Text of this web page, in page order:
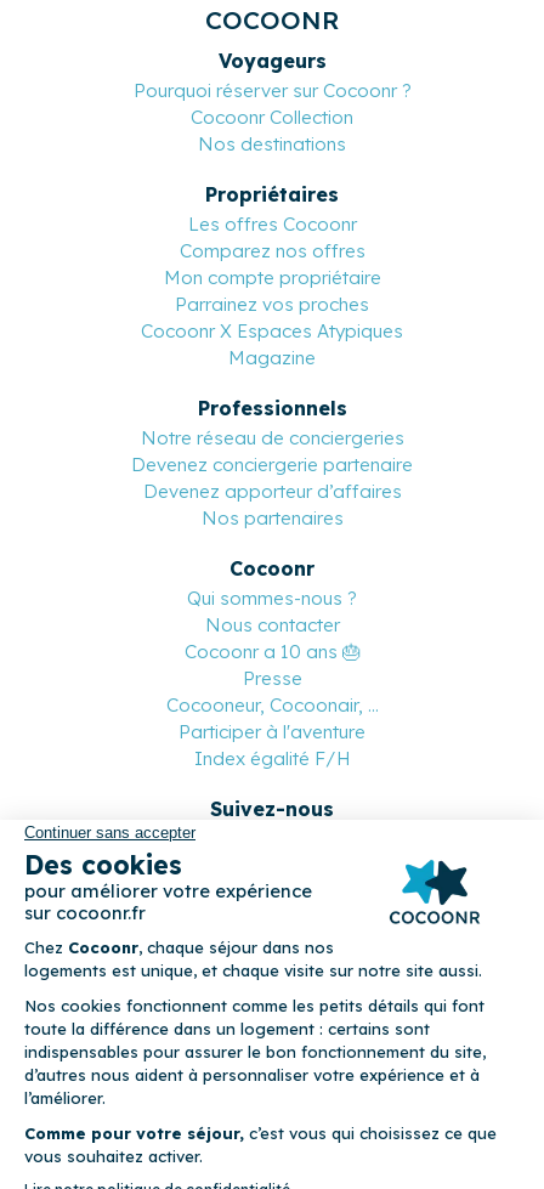
COCOONR
Voyageurs
Pourquoi réserver sur Cocoonr ?
Cocoonr Collection
Nos destinations
Propriétaires
Les offres Cocoonr
Comparez nos offres
Mon compte propriétaire
Parrainez vos proches
Cocoonr X Espaces Atypiques
Magazine
Professionnels
Notre réseau de conciergeries
Devenez conciergerie partenaire
Devenez apporteur d’affaires
Nos partenaires
Cocoonr
Qui sommes-nous ?
Nous contacter
Cocoonr a 10 ans 🎂
Presse
Cocooneur, Cocoonair, ...
Participer à l'aventure
Index égalité F/H
Suivez-nous
location–CGU – Politique de confidentialité–Politique de
Cocoonr est conçu et développé à Rennes 🇫🇷